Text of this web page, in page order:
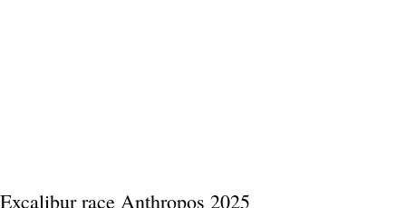
Excalibur race Anthropos 2025